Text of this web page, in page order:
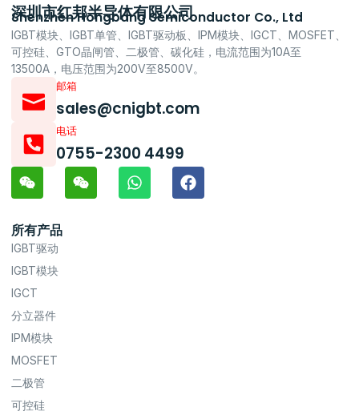
深圳市红邦半导体有限公司
Shenzhen Hongbang Semiconductor Co., Ltd
IGBT模块、IGBT单管、IGBT驱动板、IPM模块、IGCT、MOSFET、
可控硅、GTO晶闸管、二极管、碳化硅，电流范围为10A至
13500A，电压范围为200V至8500V。
邮箱
sales@cnigbt.com
电话
0755-2300 4499
所有产品
IGBT驱动
IGBT模块
IGCT
分立器件
IPM模块
MOSFET
二极管
可控硅